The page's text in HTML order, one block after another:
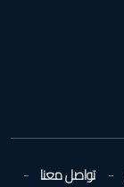
تواصل معنا